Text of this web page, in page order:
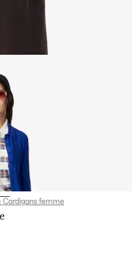
Cardigans femme